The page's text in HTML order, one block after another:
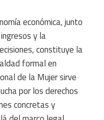
económica, junto
y la
constituye la
formal en
de la Mujer sirve
por los derechos
concretas y